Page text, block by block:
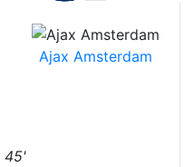
Ajax Amsterdam
45'